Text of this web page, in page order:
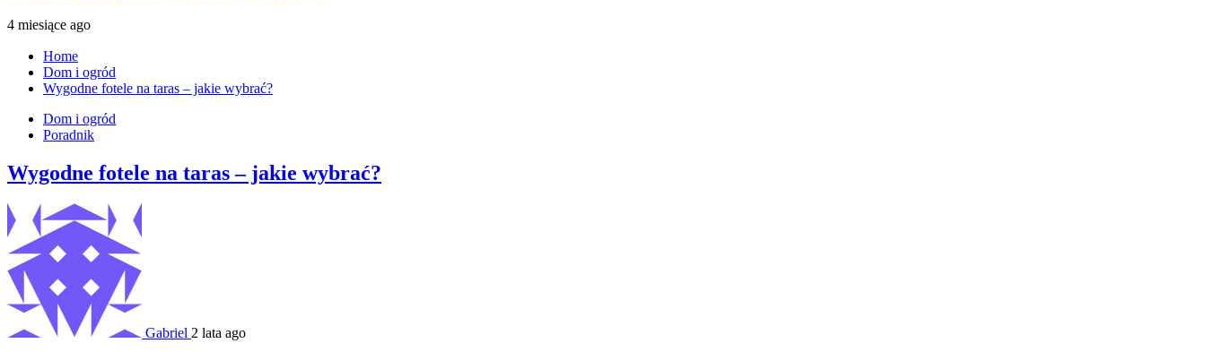
4 miesiące ago
Home
Dom i ogród
Wygodne fotele na taras – jakie wybrać?
Dom i ogród
Poradnik
Wygodne fotele na taras – jakie wybrać?
Gabriel 2 lata ago